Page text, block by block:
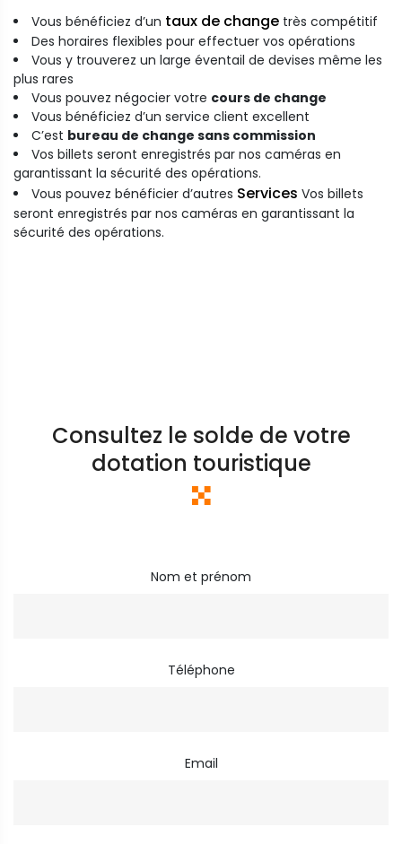
Vous bénéficiez d’un taux de change très compétitif
Des horaires flexibles pour effectuer vos opérations
Vous y trouverez un large éventail de devises même les
plus rares
Vous pouvez négocier votre cours de change
Vous bénéficiez d’un service client excellent
C’est bureau de change sans commission
Vos billets seront enregistrés par nos caméras en
garantissant la sécurité des opérations.
Vous pouvez bénéficier d’autres Services Vos billets
seront enregistrés par nos caméras en garantissant la
sécurité des opérations.
Consultez le solde de votre
dotation touristique
Nom et prénom
Téléphone
Email